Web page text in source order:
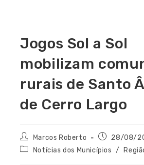
Jogos Sol a Sol
mobilizam
rurais de Santo
de Cerro Largo
Marcos Roberto
28/08/
Notícias dos Municípios
/